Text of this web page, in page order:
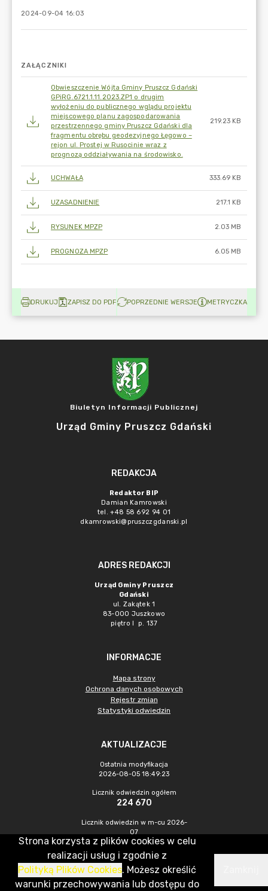
2024-09-04 16:03
ZAŁĄCZNIKI
Obwieszczenie Wójta Gminy Pruszcz Gdański
GPiRG.6721.1.11.2023.ZP1 o drugim
wyłożeniu do publicznego wglądu projektu
miejscowego planu zagospodarowania
przestrzennego gminy Pruszcz Gdański dla
fragmentu obrębu geodezyjnego Łęgowo –
rejon ul. Prostej w Rusocinie wraz z
prognozą oddziaływania na środowisko.
219.23 KB
UCHWAŁA 333.69 KB
UZASADNIENIE 217.1 KB
RYSUNEK MPZP 2.03 MB
PROGNOZA MPZP 6.05 MB
DRUKUJ ZAPISZ DO PDF POPRZEDNIE WERSJE METRYCZKA
Biuletyn Informacji Publicznej
Urząd Gminy Pruszcz Gdański
REDAKCJA
Redaktor BIP
Damian Kamrowski
tel. +48 58 692 94 01
dkamrowski@pruszczgdanski.pl
ADRES REDAKCJI
Urząd Gminy Pruszcz
Gdański
ul. Zakątek 1
83-000 Juszkowo
piętro I p. 137
INFORMACJE
Mapa strony
Ochrona danych osobowych
Rejestr zmian
Statystyki odwiedzin
AKTUALIZACJE
Ostatnia modyfikacja
2026-08-05 18:49:23
Licznik odwiedzin ogółem
224 670
Licznik odwiedzin w m-cu 2026-
07
823
CMS & Hosting: Nefeni Sp. z o.o.
Strona korzysta z plików cookies w celu
realizacji usług i zgodnie z
Polityką Plików Cookies. Możesz określić
warunki przechowywania lub dostępu do